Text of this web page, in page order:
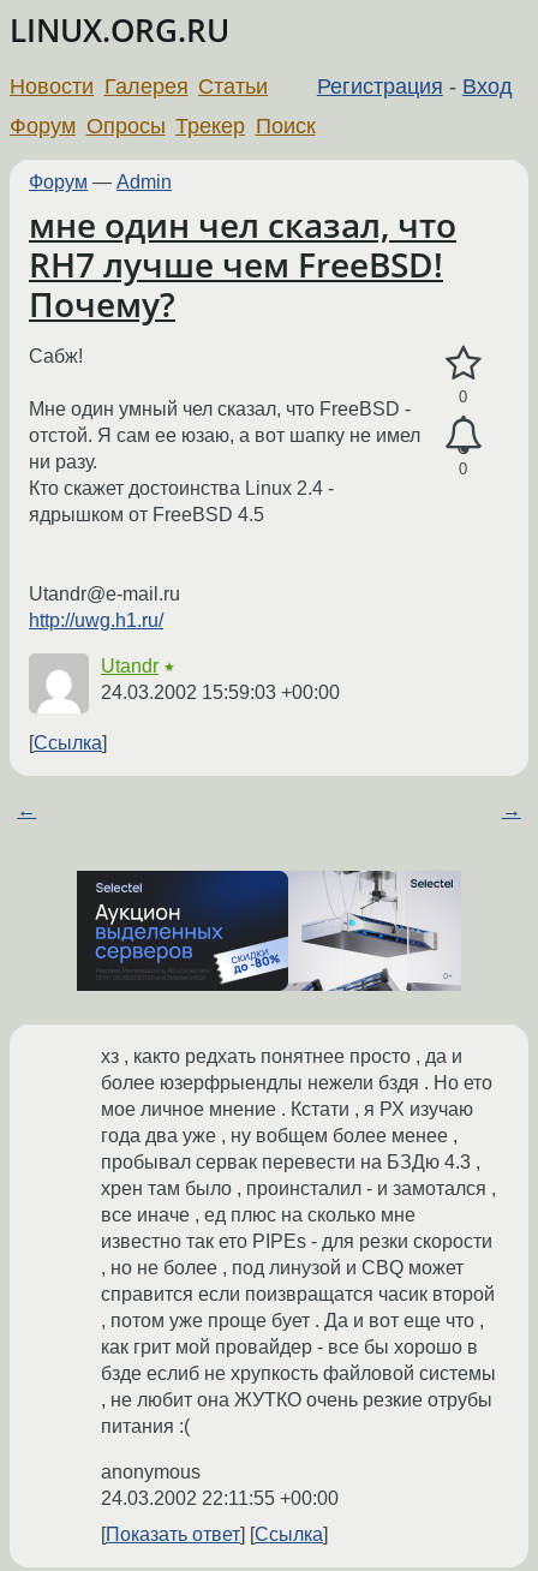
LINUX.ORG.RU
Регистрация - Вход
Новости Галерея Статьи
Форум Опросы Трекер Поиск
Форум — Admin
мне один чел сказал, что
RH7 лучше чем FreeBSD!
Почему?
0
0
Сабж!
Мне один умный чел сказал, что FreeBSD -
отстой. Я сам ее юзаю, а вот шапку не имел
ни разу.
Кто скажет достоинства Linux 2.4 -
ядрышком от FreeBSD 4.5
Utandr@e-mail.ru
http://uwg.h1.ru/
Utandr ★
24.03.2002 15:59:03 +00:00
Ссылка
← →
хз , както редхать понятнее просто , да и
более юзерфрыендлы нежели бздя . Но ето
мое личное мнение . Кстати , я РХ изучаю
года два уже , ну вобщем более менее ,
пробывал сервак перевести на БЗДю 4.3 ,
хрен там было , проинсталил - и замотался ,
все иначе , ед плюс на сколько мне
известно так ето PIPEs - для резки скорости
, но не более , под линузой и CBQ может
справится если поизвращатся часик второй
, потом уже проще бует . Да и вот еще что ,
как грит мой провайдер - все бы хорошо в
бзде еслиб не хрупкость файловой системы
, не любит она ЖУТКО очень резкие отрубы
питания :(
anonymous
24.03.2002 22:11:55 +00:00
Показать ответ
Ссылка